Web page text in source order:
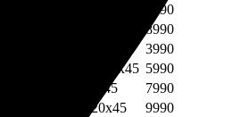
частей 40х40
5990
частей 40х40
8990
частей 20х45
3990
частей 20х45 5990
частей 20х45
7990
частей 20х45
9990